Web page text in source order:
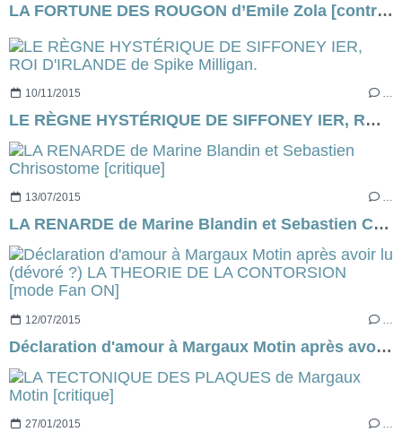
LA FORTUNE DES ROUGON d’Emile Zola [contre-profil d’une œuvre] - CHAPITRE 5
10/11/2015 …
LE RÈGNE HYSTÉRIQUE DE SIFFONEY IER, ROI D'IRLANDE de Spike Milligan.
13/07/2015 …
LA RENARDE de Marine Blandin et Sebastien Chrisostome [critique]
12/07/2015 …
Déclaration d'amour à Margaux Motin après avoir lu (dévoré ?) LA THEORIE DE LA CONTORSION [mode Fan ON]
27/01/2015 …